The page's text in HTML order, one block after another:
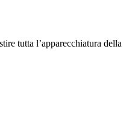
tutta l’apparecchiatura della